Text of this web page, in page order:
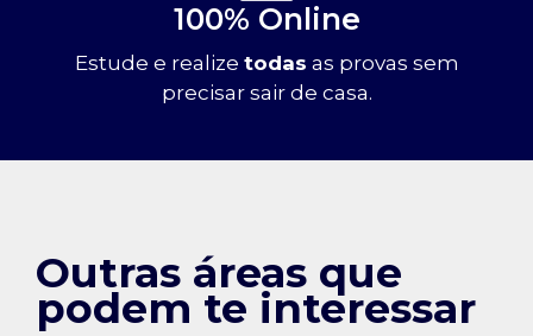
100% Online
Estude e realize todas as provas sem
precisar sair de casa.
Outras áreas que
podem te interessar